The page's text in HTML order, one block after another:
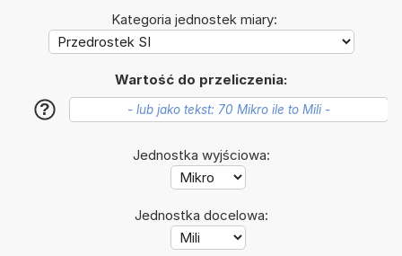
Kategoria jednostek miary:
Wartość do przeliczenia:
?
Jednostka wyjściowa:
Jednostka docelowa: